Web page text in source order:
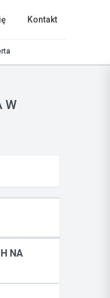
Kontakt
W
NA